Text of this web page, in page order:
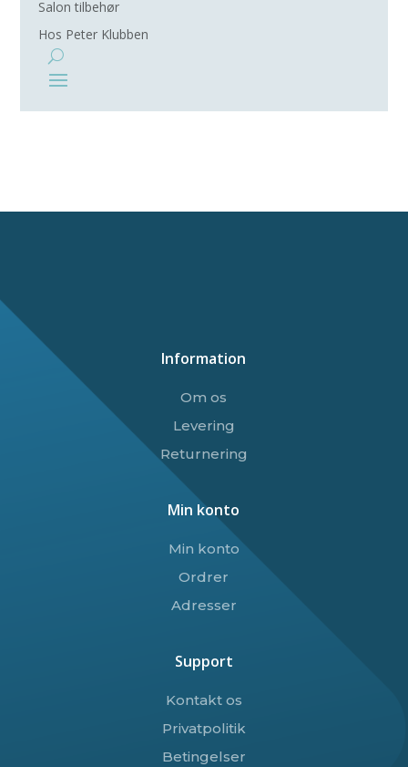
Salon tilbehør
Hos Peter Klubben
Information
Om os
Levering
Returnering
Min konto
Min konto
Ordrer
Adresser
Support
Kontakt os
Privatpolitik
Betingelser